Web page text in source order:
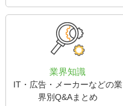
業界知識
IT・広告・メーカーなどの業
界別Q&Aまとめ